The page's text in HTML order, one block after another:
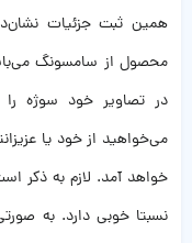
همین ثبت جزئیات
محصول از سامسونگ
در تصاویر خود سوژه
می‌خواهید از خود یا
خواهد آمد. لازم به ذکر
نسبتا خوبی دارد. به